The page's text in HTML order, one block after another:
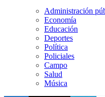
Administración
Economía
Educación
Deportes
Política
Policiales
Campo
Salud
Música